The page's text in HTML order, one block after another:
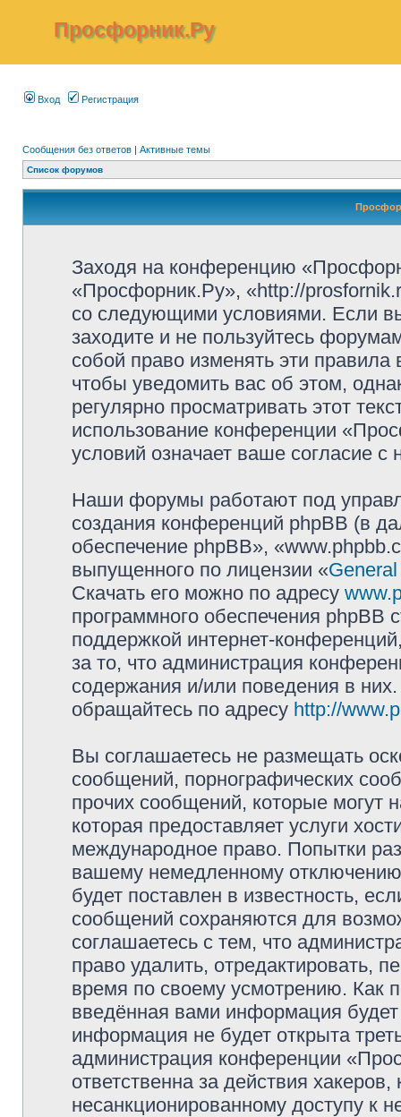
Просфорник.Ру
Вход Регистрация
Сообщения без ответов | Активные темы
Список форумов
Заходя на конференцию
«Просфорник.Ру», «http://
со следующими условиями. Если
заходите и не пользуйтесь
собой право изменять эти
чтобы уведомить вас об этом,
регулярно просматривать этот
использование конференции
условий означает ваше согласие с
Наши форумы работают под
создания конференций phpBB (в
обеспечение phpBB»,
выпущенного по лицензии «
Скачать его можно по адресу
программного обеспечения phpBB
поддержкой интернет-
за то, что администрация
содержания и/или поведения в
обращайтесь по адресу http://
Вы соглашаетесь не размещать
сообщений, порнографических
прочих сообщений, которые могут
которая предоставляет услуги
международное право. Попытки
вашему немедленному
будет поставлен в известность,
сообщений сохраняются для
соглашаетесь с тем, что
право удалить, отредактировать,
время по своему усмотрению. Как
введённая вами информация
информация не будет открыта
администрация конференции
ответственна за действия
несанкционированному доступу к